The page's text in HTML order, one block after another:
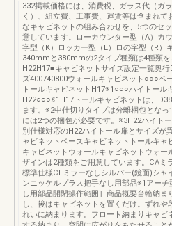
332掲載価格には、消費税、ガラス代（ガ
く）、組立費、工事費、運賃等は含まれて
なキャビネットの組み合わせを、5つのセ
意しています。ローカウンター型（A）カ
字型（K）ロッカー型（L）ロの字型（R）
340mmと380mmの2タイプ種類は4種類を
H22H17■キャビネットサイズ設定一覧奥
ズ400740800ウォールキャビネット○○○ベ
トールキャビネットH17※1○○○ハイトール
H22○○○※1H17トールキャビネットは、
ます。※2中仕切りタイプは分離梱包となっ
には2つの梱包が必要です。※3H22ハイト
別仕様対応のH22ハイトール扉とサイズが
ャビネットベースキャビネットトールキャ
キャビネットウォールキャビネットウォー
ザインは2種類をご用意しています。CAミ
標準仕様CEミラーなしシルバー(鏡面)シャ
ンニッケルプラス把手なし用部品※1アーチ
し用部品開閉操作範囲］商品概要台輪納ま
し、後はキャビネットを置くだけ。ずれや
れいに納まります。フロート納まりキャビ